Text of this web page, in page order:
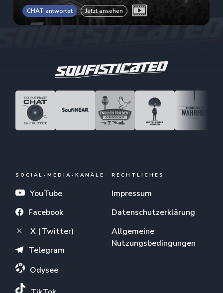
CHAT antwortet Jetzt ansehen
SOCIAL-MEDIA-KANÄLE
YouTube
Facebook
X (Twitter)
Telegram
Odysee
RECHTLICHES
Impressum
Datenschutzerklärung
Allgemeine
Nutzungsbedingungen